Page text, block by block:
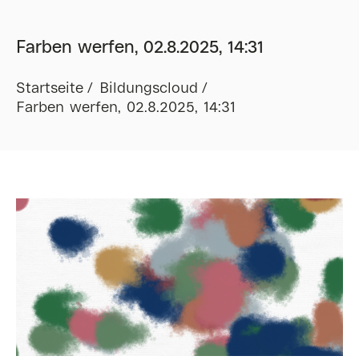
Farben werfen, 02.8.2025, 14:31
Startseite
Bildungscloud
Farben werfen, 02.8.2025, 14:31